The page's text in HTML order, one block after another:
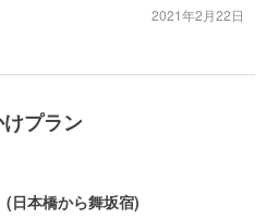
2021年2月22日
プラン
日本橋から舞坂宿)